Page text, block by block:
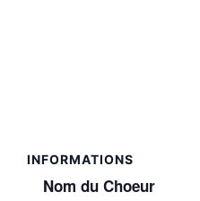
Nom du Choeur